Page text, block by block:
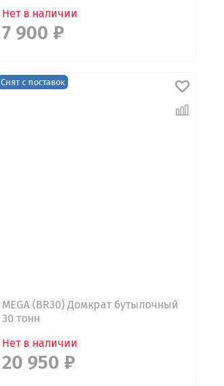
Нет в наличии
7 900 ₽
Снят с поставок
MEGA (BR30) Домкрат бутылочный
30 тонн
Нет в наличии
20 950 ₽